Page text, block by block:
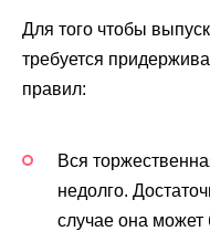
Для того чтобы
требуется
правил:
Вся
недолго.
случае она может